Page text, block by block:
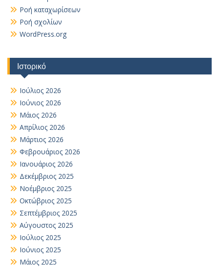
Ροή καταχωρίσεων
Ροή σχολίων
WordPress.org
Ιστορικό
Ιούλιος 2026
Ιούνιος 2026
Μάιος 2026
Απρίλιος 2026
Μάρτιος 2026
Φεβρουάριος 2026
Ιανουάριος 2026
Δεκέμβριος 2025
Νοέμβριος 2025
Οκτώβριος 2025
Σεπτέμβριος 2025
Αύγουστος 2025
Ιούλιος 2025
Ιούνιος 2025
Μάιος 2025